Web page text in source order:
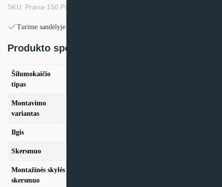
SKU: Prana-150 Premium Plius
Turime sandėlyje
Produkto specifikacija:
Šilumokaičio
tipas
Montavimo
variantas
Ilgis
Skersmuo
Montažinės skylės
skersmuo